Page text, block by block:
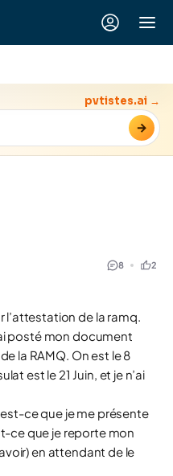
→
pvtistes.ai →
8 2
l’attestation de la ramq.
posté mon document
la RAMQ. On est le 8
est le 21 Juin, et je n’ai
ce que je me présente
ce que je reporte mon
en attendant de le